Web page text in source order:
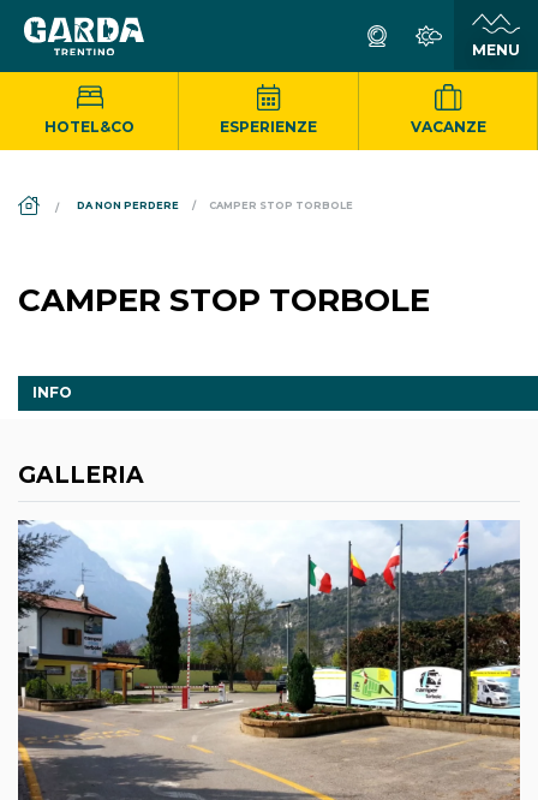
HOTEL&CO ESPERIENZE VACANZE
DA NON PERDERE CAMPER STOP TORBOLE
CAMPER STOP TORBOLE
INFO
GALLERIA